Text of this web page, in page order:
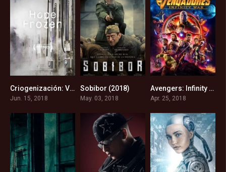
6.6Criogenización: Vivir dos veces (2018)
Jun. 15, 2018
Sobibor (2018)
May. 03, 2018
8.4Avengers: Infinity War (2018)
Apr. 25, 2018